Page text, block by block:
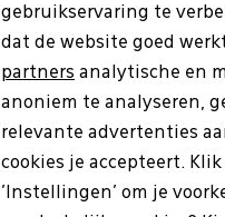
Analytische cookies
gebruikservaring te
dat de website goed
partners analytische en
anoniem te analyseren,
relevante advertenties
cookies je accepteert.
'Instellingen' om je